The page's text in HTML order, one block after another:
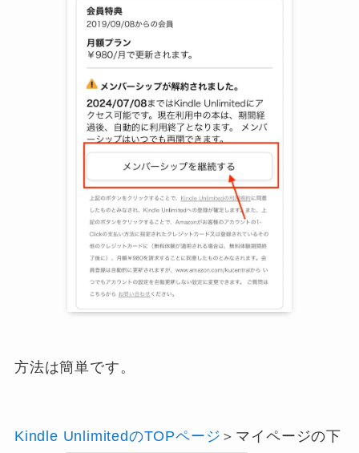
方法は簡単です。
Kindle UnlimitedのTOPページ ＞マイページの下